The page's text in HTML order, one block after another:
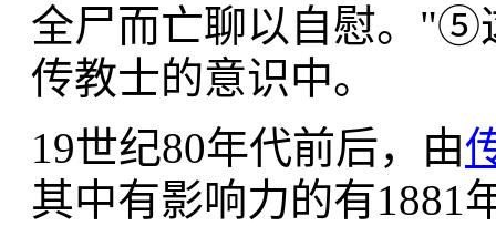
全尸而亡聊以自慰。"⑤
传教士的意识中。
19世纪80年代前后，由
其中有影响力的有1881